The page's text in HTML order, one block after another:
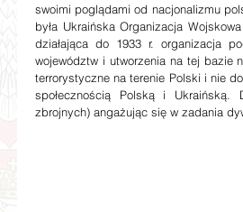
swoimi poglądami od nacjonalizmu
była Ukraińska Organizacja
działająca do 1933 r. organizacja
województw i utworzenia na tej bazie
terrorystyczne na terenie Polski i nie
społecznością Polską i Ukraińską.
zbrojnych) angażując się w zadania